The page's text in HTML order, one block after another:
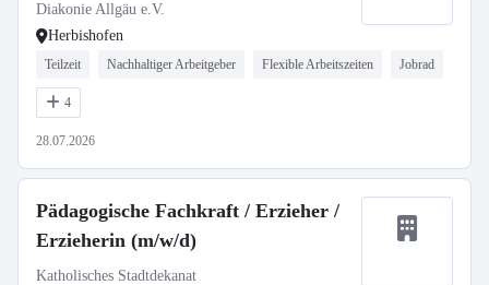
Diakonie Allgäu e.V.
Herbishofen
Teilzeit Nachhaltiger Arbeitgeber Flexible Arbeitszeiten Jobrad
4
28.07.2026
Pädagogische Fachkraft / Erzieher /
Erzieherin (m/w/d)
Katholisches Stadtdekanat